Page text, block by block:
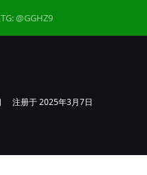
@GGHZ9
注册于2025年3月7日